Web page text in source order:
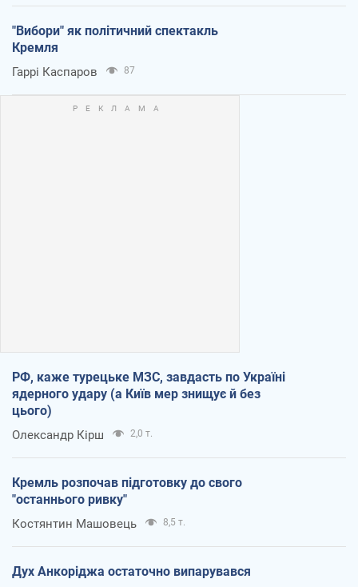
"Вибори" як політичний спектакль
Кремля
Гаррі Каспаров 87
РФ, каже турецьке МЗС, завдасть по Україні
ядерного удару (а Київ мер знищує й без
цього)
Олександр Кірш 2,0 т.
Кремль розпочав підготовку до свого
"останнього ривку"
Костянтин Машовець 8,5 т.
Дух Анкоріджа остаточно випарувався